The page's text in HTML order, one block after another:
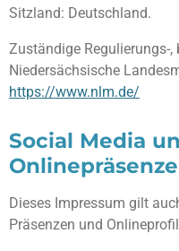
Sitzland: Deutschland.
Zuständige Regulierungs-
Niedersächsische
https://www.nlm.de/
Social Media
Dieses Impressum gilt
Präsenzen und